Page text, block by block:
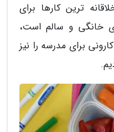
ترین کارها برای
خانگی و سالم است،
برای مدرسه را نیز